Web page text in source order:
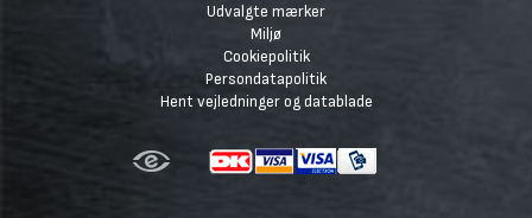
Udvalgte mærker
Miljø
Cookiepolitik
Persondatapolitik
Hent vejledninger og datablade